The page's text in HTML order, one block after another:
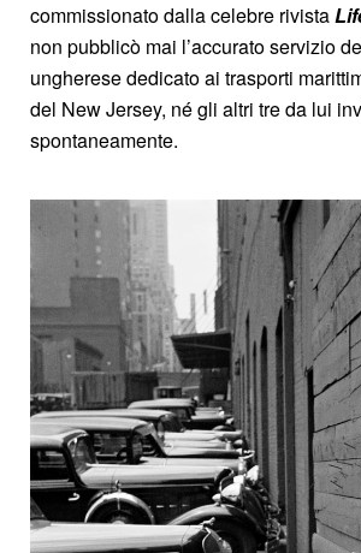
commissionato dalla celebre rivista
non pubblicò mai l’accurato servizio
ungherese dedicato ai trasporti
del New Jersey, né gli altri tre da lui
spontaneamente.